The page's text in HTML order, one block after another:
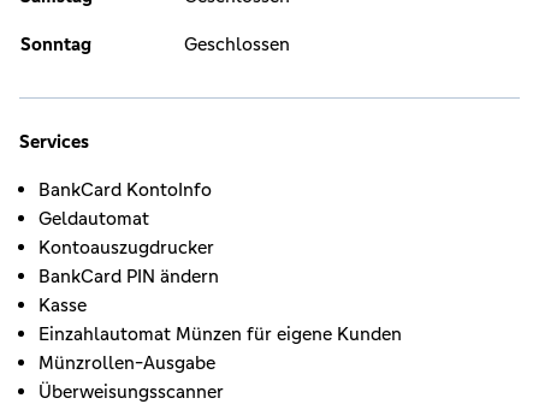
Sonntag Geschlossen
Services
BankCard KontoInfo
Geldautomat
Kontoauszugdrucker
BankCard PIN ändern
Kasse
Einzahlautomat Münzen für eigene Kunden
Münzrollen-Ausgabe
Überweisungsscanner